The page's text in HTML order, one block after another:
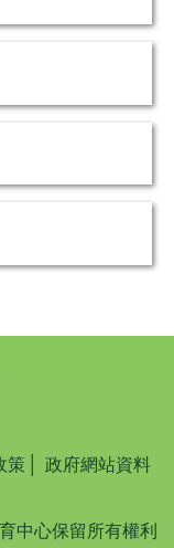
策
政府網站資料
中心保留所有權利